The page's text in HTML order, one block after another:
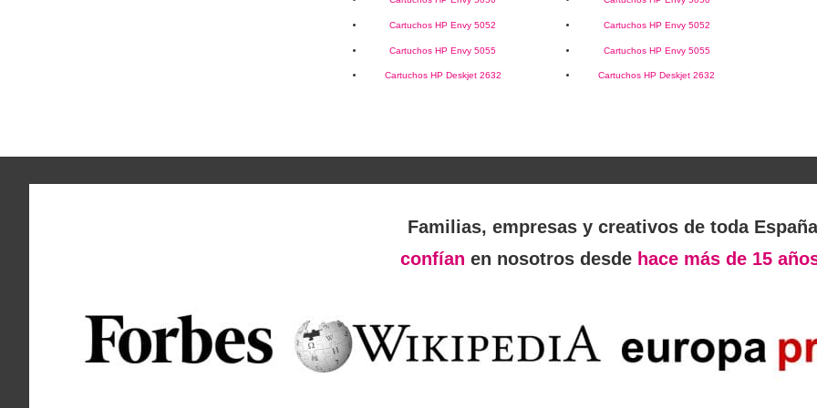
Cartuchos HP Envy 5052
Cartuchos HP Envy 5055
Cartuchos HP Deskjet 2632
Cartuchos HP Envy 5052
Cartuchos HP Envy 5055
Cartuchos HP Deskjet 2632
Familias, empresas y creativos de toda España
confían en nosotros desde hace más de 15